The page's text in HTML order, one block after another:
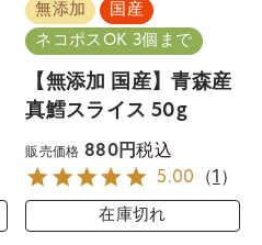
無添加
国産
ネコポスOK 3個まで
【無添加 国産】青森産
真鱈スライス 50g
販売価格 880 税込
5.00 （1 ）
在庫切れ